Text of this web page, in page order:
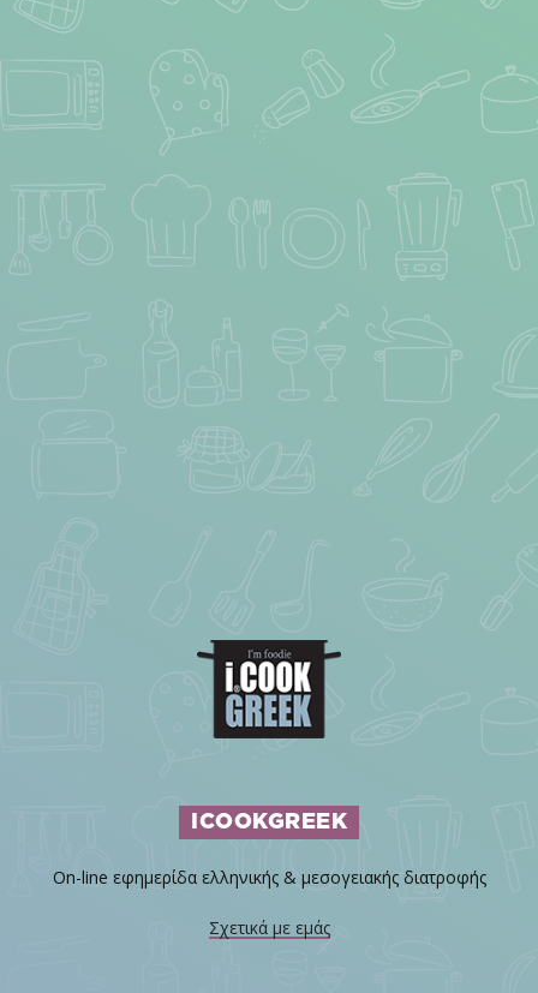
ICOOKGREEK
On-line εφημερίδα ελληνικής & μεσογειακής διατροφής
Σχετικά με εμάς